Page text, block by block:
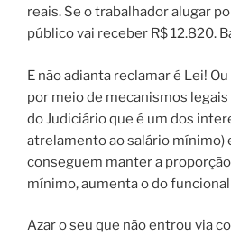
reais. Se o trabalhador alugar
público vai receber R$ 12.820.
E não adianta reclamar é Lei!
por meio de mecanismos
do Judiciário que é um dos
atrelamento ao salário mínimo)
conseguem manter a
mínimo, aumenta o do
Azar o seu que não entrou via